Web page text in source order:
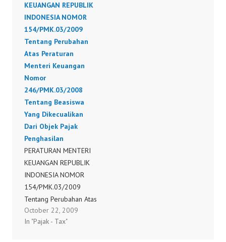
Pengampunan Pajak
Berdasarkan Undang-
Undang Nomor 11
Tahun 2016 tentang
Pengampunan Pajak
Bagi Wajib Pajak Yang
Memiliki Harta Tidak
Langsung Melalui
Special Purpose
Vehicle.
142/PMK.010/2016
KEUANGAN REPUBLIK
INDONESIA NOMOR
154/PMK.03/2009
Tentang Perubahan
Atas Peraturan
Menteri Keuangan
Nomor
246/PMK.03/2008
Tentang Beasiswa
Yang Dikecualikan
Dari Objek Pajak
Penghasilan
PERATURAN MENTERI
KEUANGAN REPUBLIK
INDONESIA NOMOR
154/PMK.03/2009
Tentang Perubahan Atas
Peraturan Menteri
Keuangan Nomor
October 22, 2009
In "Pajak - Tax"